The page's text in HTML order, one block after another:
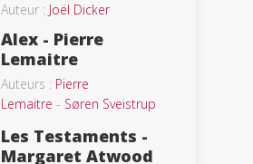
Auteur : Joël Dicker
Alex - Pierre
Lemaitre
Auteurs : Pierre
Lemaitre - Søren Sveistrup
Les Testaments -
Margaret Atwood